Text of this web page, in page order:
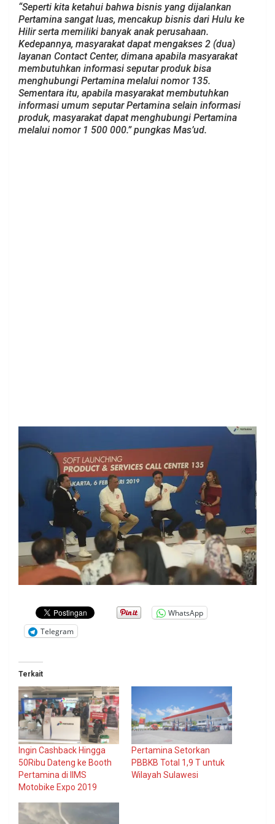
“Seperti kita ketahui bahwa bisnis yang dijalankan
Pertamina sangat luas, mencakup bisnis dari Hulu ke
Hilir serta memiliki banyak anak perusahaan.
Kedepannya, masyarakat dapat mengakses 2 (dua)
layanan Contact Center, dimana apabila masyarakat
membutuhkan informasi seputar produk bisa
menghubungi Pertamina melalui nomor 135.
Sementara itu, apabila masyarakat membutuhkan
informasi umum seputar Pertamina selain informasi
produk, masyarakat dapat menghubungi Pertamina
melalui nomor 1 500 000.” pungkas Mas’ud.
WhatsApp
Telegram
Terkait
Ingin Cashback Hingga
50Ribu Dateng ke Booth
Pertamina di IIMS
Motobike Expo 2019
Pertamina Setorkan
PBBKB Total 1,9 T untuk
Wilayah Sulawesi